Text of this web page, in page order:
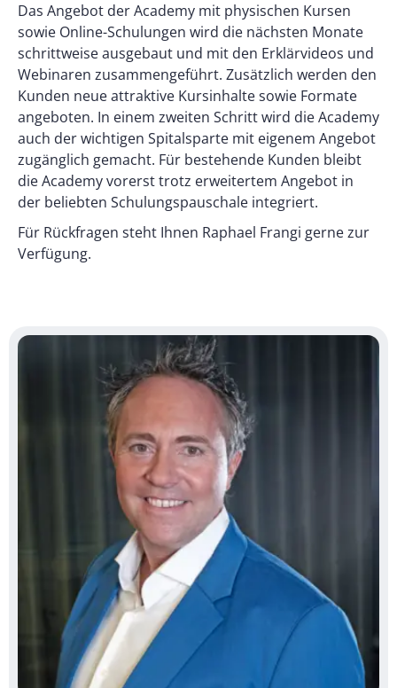
Das Angebot der Academy mit physischen Kursen
sowie Online-Schulungen wird die nächsten Monate
schrittweise ausgebaut und mit den Erklärvideos und
Webinaren zusammengeführt. Zusätzlich werden den
Kunden neue attraktive Kursinhalte sowie Formate
angeboten. In einem zweiten Schritt wird die Academy
auch der wichtigen Spitalsparte mit eigenem Angebot
zugänglich gemacht. Für bestehende Kunden bleibt
die Academy vorerst trotz erweitertem Angebot in
der beliebten Schulungspauschale integriert.
Für Rückfragen steht Ihnen Raphael Frangi gerne zur
Verfügung.